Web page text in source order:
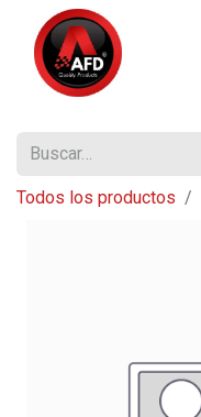
Todos los productos